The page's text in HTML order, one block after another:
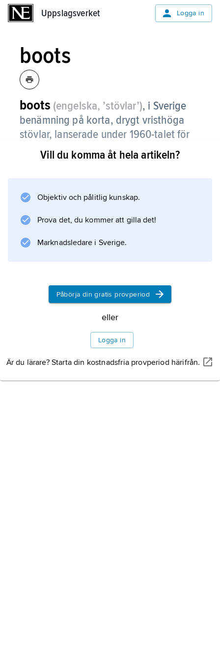
Uppslagsverket Logga in
boots
boots (engelska, ’stövlar’), i Sverige
benämning på korta, drygt vristhöga
stövlar, lanserade under 1960-talet för
såväl män som kvinnor.
Vill du komma åt hela artikeln?
Objektiv och pålitlig kunskap.
Prova det, du kommer att gilla det!
Marknadsledare i Sverige.
Påbörja din gratis provperiod
eller
Logga in
Är du lärare? Starta din kostnadsfria provperiod härifrån.